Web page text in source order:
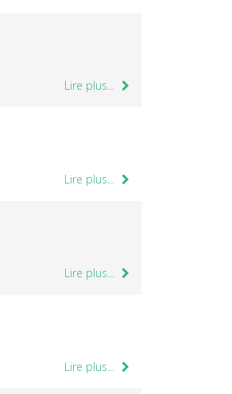
Lire plus...
Lire plus...
Lire plus...
Lire plus...